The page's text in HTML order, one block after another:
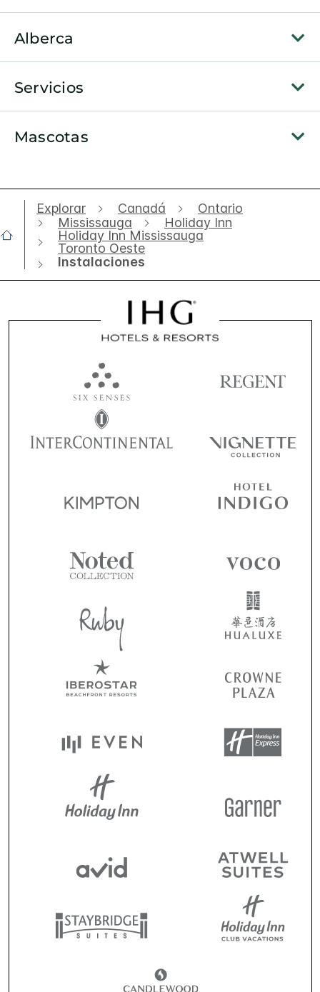
Alberca
Servicios
Mascotas
Explorar Canadá
Ontario
Mississauga
Holiday Inn
Holiday Inn Mississauga
Toronto Oeste
Instalaciones